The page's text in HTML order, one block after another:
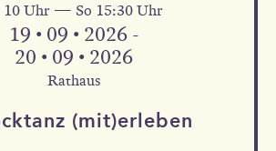
Informationen
10 Uhr — So 15:30 Uhr
19 • 09 • 2026 -
20 • 09 • 2026
Rathaus
(mit)erleben